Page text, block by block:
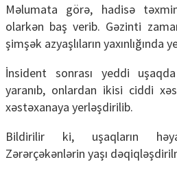
Məlumata görə, hadisə
olarkən baş verib. Gəzinti
şimşək azyaşlıların yaxınlığında
İnsident sonrası yeddi
yaranıb, onlardan ikisi ciddi
xəstəxanaya yerləşdirilib.
Bildirilir ki, uşaqların
Zərərçəkənlərin yaşı